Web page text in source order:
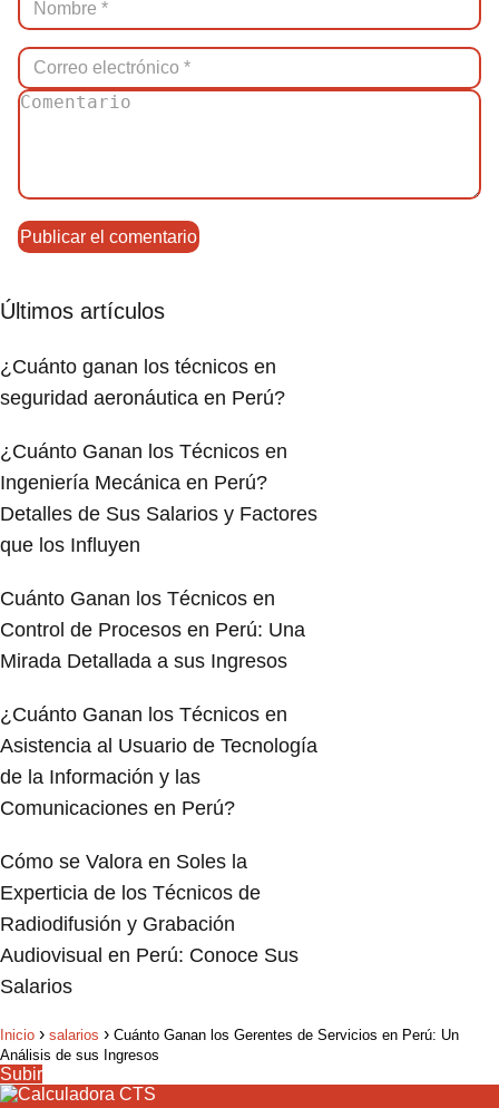
Últimos artículos
¿Cuánto ganan los técnicos en
seguridad aeronáutica en Perú?
¿Cuánto Ganan los Técnicos en
Ingeniería Mecánica en Perú?
Detalles de Sus Salarios y Factores
que los Influyen
Cuánto Ganan los Técnicos en
Control de Procesos en Perú: Una
Mirada Detallada a sus Ingresos
¿Cuánto Ganan los Técnicos en
Asistencia al Usuario de Tecnología
de la Información y las
Comunicaciones en Perú?
Cómo se Valora en Soles la
Experticia de los Técnicos de
Radiodifusión y Grabación
Audiovisual en Perú: Conoce Sus
Salarios
Inicio salarios
Cuánto Ganan los Gerentes de Servicios en Perú: Un
Análisis de sus Ingresos
Subir